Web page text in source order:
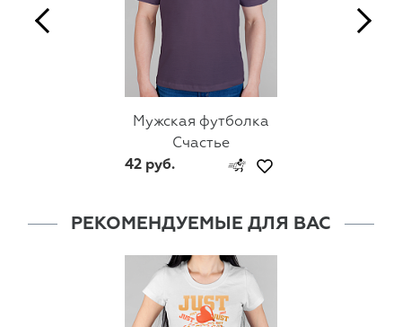
Мужская футболка
Счастье
42 руб.
РЕКОМЕНДУЕМЫЕ ДЛЯ ВАС